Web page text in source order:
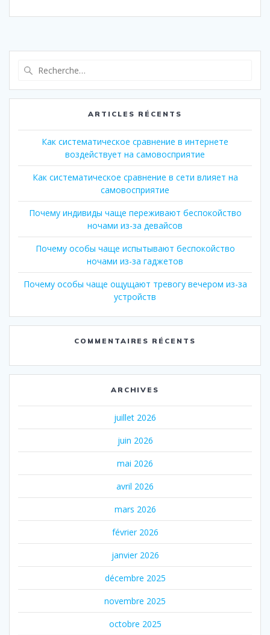
:
ARTICLES RÉCENTS
Как систематическое сравнение в интернете
воздействует на самовосприятие
Как систематическое сравнение в сети влияет на
самовосприятие
Почему индивиды чаще переживают беспокойство
ночами из-за девайсов
Почему особы чаще испытывают беспокойство
ночами из-за гаджетов
Почему особы чаще ощущают тревогу вечером из-за
устройств
COMMENTAIRES RÉCENTS
ARCHIVES
juillet 2026
juin 2026
mai 2026
avril 2026
mars 2026
février 2026
janvier 2026
décembre 2025
novembre 2025
octobre 2025